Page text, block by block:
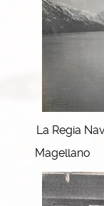
La Regia
Magellano